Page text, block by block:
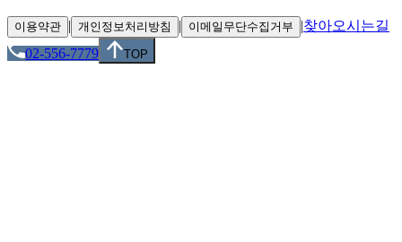
이용약관 | 개인정보처리방침 | 이메일무단수집거부 |찾아오시는길
02-556-7779
TOP